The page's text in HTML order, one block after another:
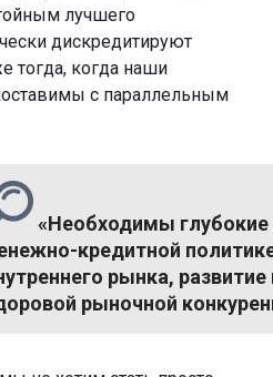
лучшего
дискредитируют
тогда, когда наши
с параллельным
«Необходимы
кредитной
рынка,
рыночной